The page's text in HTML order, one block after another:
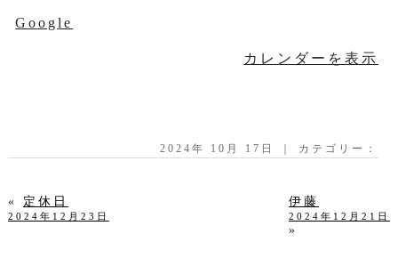
Google
カレンダーを表示
2024年 10月 17日 ｜ カテゴリー：
« 定休日
2024年12月23日
伊藤
2024年12月21日
»